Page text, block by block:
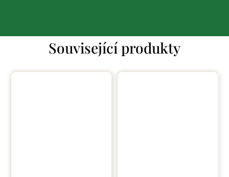
Související produkty